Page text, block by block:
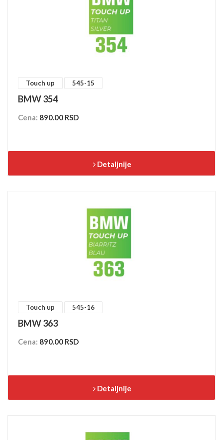
Touch up 545-15
BMW 354
Cena: 890.00 RSD
Detaljnije
Touch up 545-16
BMW 363
Cena: 890.00 RSD
Detaljnije